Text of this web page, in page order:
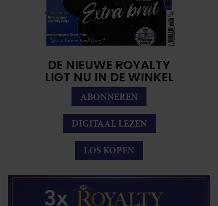
DE NIEUWE ROYALTY
LIGT NU IN DE WINKEL
ABONNEREN
DIGITAAL LEZEN
LOS KOPEN